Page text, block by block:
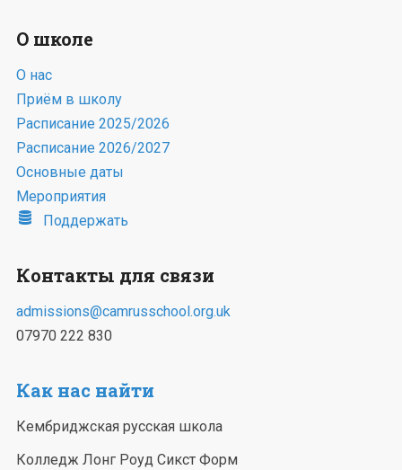
О школе
О нас
Приём в школу
Расписание 2025/2026
Расписание 2026/2027
Основные даты
Мероприятия
Поддержать
Контакты для связи
admissions@camrusschool.org.uk
07970 222 830
Как нас найти
Кембриджская русская школа
Колледж Лонг Роуд Сикст Форм